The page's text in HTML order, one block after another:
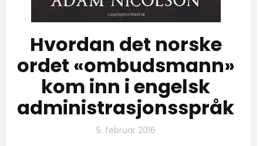
Hvordan det norske
ordet «ombudsmann»
kom inn i engelsk
administrasjonsspråk
5. februar 2016